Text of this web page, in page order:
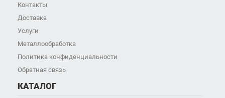
Контакты
Доставка
Услуги
Металлообработка
Политика конфиденциальности
Обратная связь
КАТАЛОГ